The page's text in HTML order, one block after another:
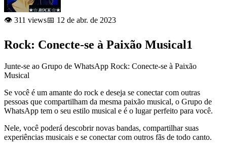
👁️ 311 views📅 12 de abr. de 2023
Rock: Conecte-se à Paixão Musical1
Junte-se ao Grupo de WhatsApp Rock: Conecte-se à Paixão
Musical
Se você é um amante do rock e deseja se conectar com outras
pessoas que compartilham da mesma paixão musical, o Grupo de
WhatsApp tem o seu estilo musical e é o lugar perfeito para você.
Nele, você poderá descobrir novas bandas, compartilhar suas
experiências musicais e se conectar com outros fãs de todo canto.